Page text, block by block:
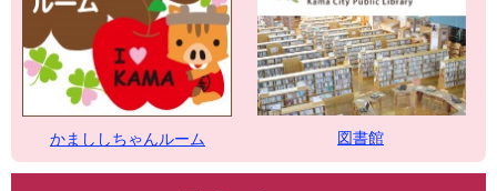
かまししちゃんルーム 図書館